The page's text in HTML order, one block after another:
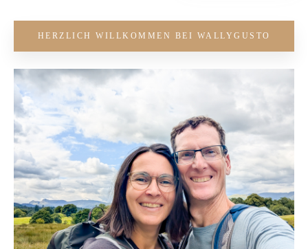
HERZLICH WILLKOMMEN BEI WALLYGUSTO